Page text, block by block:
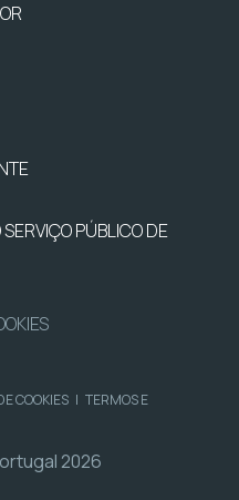
PÚBLICO DE
COOKIES | TERMOS E
2026